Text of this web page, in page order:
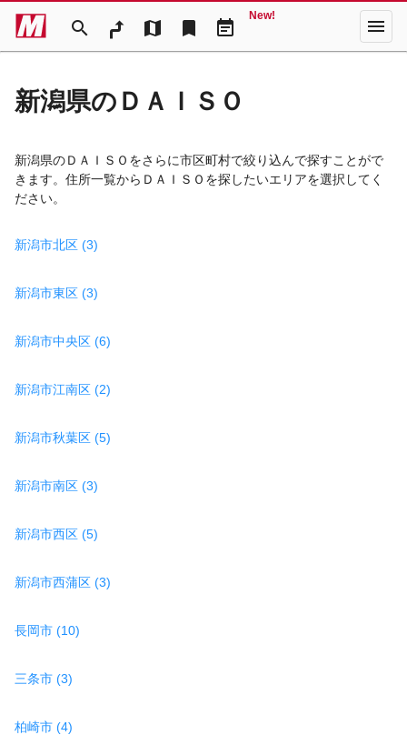
search map bookmark event_note
New! menu
新潟県のＤＡＩＳＯ
新潟県のＤＡＩＳＯをさらに市区町村で絞り込んで探すことがで
きます。住所一覧からＤＡＩＳＯを探したいエリアを選択してく
ださい。
新潟市北区 (3)
新潟市東区 (3)
新潟市中央区 (6)
新潟市江南区 (2)
新潟市秋葉区 (5)
新潟市南区 (3)
新潟市西区 (5)
新潟市西蒲区 (3)
長岡市 (10)
三条市 (3)
柏崎市 (4)